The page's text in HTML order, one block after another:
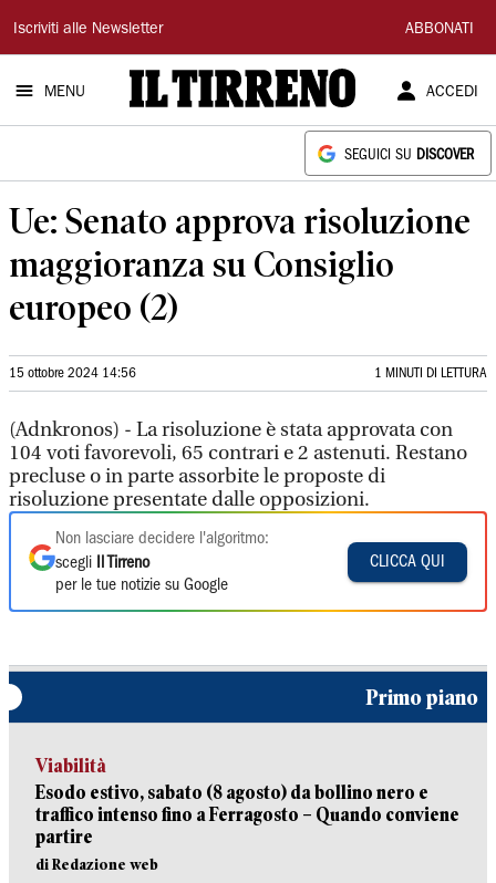
Il
Tirreno
Iscriviti alle Newsletter ABBONATI
MENU ACCEDI
SEGUICI SU DISCOVER
Ue: Senato approva risoluzione
maggioranza su Consiglio
europeo (2)
15 ottobre 2024 14:56 1 MINUTI DI LETTURA
(Adnkronos) - La risoluzione è stata approvata con
104 voti favorevoli, 65 contrari e 2 astenuti. Restano
precluse o in parte assorbite le proposte di
risoluzione presentate dalle opposizioni.
Non lasciare decidere l'algoritmo:
scegli
Il Tirreno
per le tue notizie su Google
CLICCA QUI
Primo piano
Viabilità
Esodo estivo, sabato (8 agosto) da bollino nero e
traffico intenso fino a Ferragosto – Quando conviene
partire
di Redazione web